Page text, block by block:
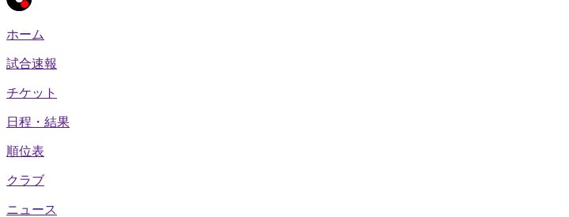
ホーム
試合速報
チケット
日程・結果
順位表
クラブ
ニュース